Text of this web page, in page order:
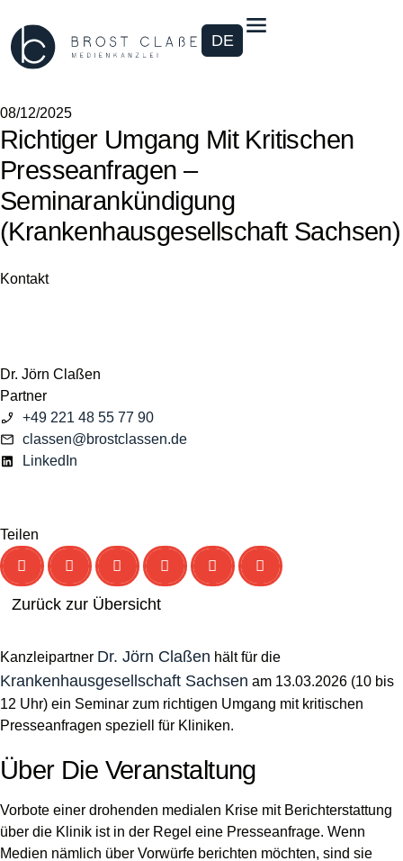
DE
08/12/2025
Richtiger Umgang Mit Kritischen
Presseanfragen –
Seminarankündigung
(Krankenhausgesellschaft Sachsen)
Kontakt
Dr. Jörn Claßen
Partner
+49 221 48 55 77 90
classen@brostclassen.de
LinkedIn
Teilen
Zurück zur Übersicht
Kanzleipartner Dr. Jörn Claßen hält für die
Krankenhausgesellschaft Sachsen am 13.03.2026 (10 bis
12 Uhr) ein Seminar zum richtigen Umgang mit kritischen
Presseanfragen speziell für Kliniken.
Über Die Veranstaltung
Vorbote einer drohenden medialen Krise mit Berichterstattung
über die Klinik ist in der Regel eine Presseanfrage. Wenn
Medien nämlich über Vorwürfe berichten möchten, sind sie